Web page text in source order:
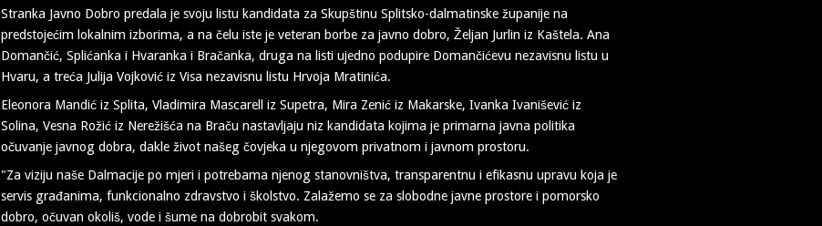
Stranka Javno Dobro predala je svoju listu kandidata za Skupštinu Splitsko-dalmatinske županije na
predstojećim lokalnim izborima, a na čelu iste je veteran borbe za javno dobro, Željan Jurlin iz Kaštela. Ana
Domančić, Splićanka i Hvaranka i Bračanka, druga na listi ujedno podupire Domančićevu nezavisnu listu u
Hvaru, a treća Julija Vojković iz Visa nezavisnu listu Hrvoja Mratinića.
Eleonora Mandić iz Splita, Vladimira Mascarell iz Supetra, Mira Zenić iz Makarske, Ivanka Ivanišević iz
Solina, Vesna Rožić iz Nerežišća na Braču nastavljaju niz kandidata kojima je primarna javna politika
očuvanje javnog dobra, dakle život našeg čovjeka u njegovom privatnom i javnom prostoru.
"Za viziju naše Dalmacije po mjeri i potrebama njenog stanovništva, transparentnu i efikasnu upravu koja je
servis građanima, funkcionalno zdravstvo i školstvo. Zalažemo se za slobodne javne prostore i pomorsko
dobro, očuvan okoliš, vode i šume na dobrobit svakom.